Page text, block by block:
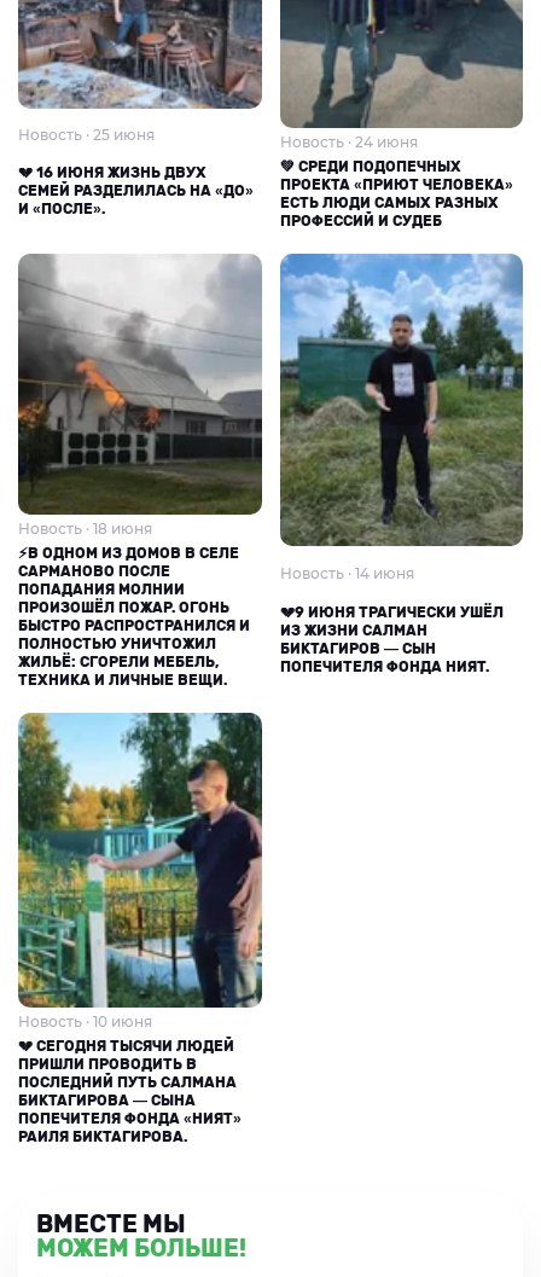
Новость · 25 июня
💔 16 ИЮНЯ ЖИЗНЬ ДВУХ
СЕМЕЙ РАЗДЕЛИЛАСЬ НА «ДО»
И «ПОСЛЕ».
Новость · 24 июня
💚 СРЕДИ ПОДОПЕЧНЫХ
ПРОЕКТА «ПРИЮТ ЧЕЛОВЕКА»
ЕСТЬ ЛЮДИ САМЫХ РАЗНЫХ
ПРОФЕССИЙ И СУДЕБ
Новость · 18 июня
⚡В ОДНОМ ИЗ ДОМОВ В СЕЛЕ
САРМАНОВО ПОСЛЕ
ПОПАДАНИЯ МОЛНИИ
ПРОИЗОШЁЛ ПОЖАР. ОГОНЬ
БЫСТРО РАСПРОСТРАНИЛСЯ И
ПОЛНОСТЬЮ УНИЧТОЖИЛ
ЖИЛЬЁ: СГОРЕЛИ МЕБЕЛЬ,
ТЕХНИКА И ЛИЧНЫЕ ВЕЩИ.
Новость · 14 июня
💔9 ИЮНЯ ТРАГИЧЕСКИ УШЁЛ
ИЗ ЖИЗНИ САЛМАН
БИКТАГИРОВ — СЫН
ПОПЕЧИТЕЛЯ ФОНДА НИЯТ.
Новость · 10 июня
💔 СЕГОДНЯ ТЫСЯЧИ ЛЮДЕЙ
ПРИШЛИ ПРОВОДИТЬ В
ПОСЛЕДНИЙ ПУТЬ САЛМАНА
БИКТАГИРОВА — СЫНА
ПОПЕЧИТЕЛЯ ФОНДА «НИЯТ»
РАИЛЯ БИКТАГИРОВА.
ВМЕСТЕ МЫ
МОЖЕМ БОЛЬШЕ!